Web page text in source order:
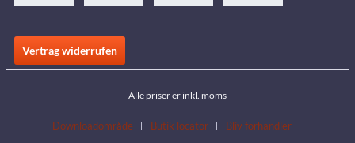
Vertrag widerrufen
Alle priser er inkl. moms
Downloadområde Butik locator Bliv forhandler